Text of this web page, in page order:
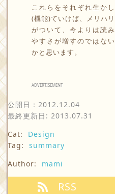
これらをそれぞれ生かし
(機能)ていけば、メリハリ
がついて、今よりは読み
やすさが増すのではない
かと思います。
ADVERTISEMENT
公開日： 2012.12.04
最終更新日: 2013.07.31
Cat:
Design
Tag:
summary
Author:
mami
RSS